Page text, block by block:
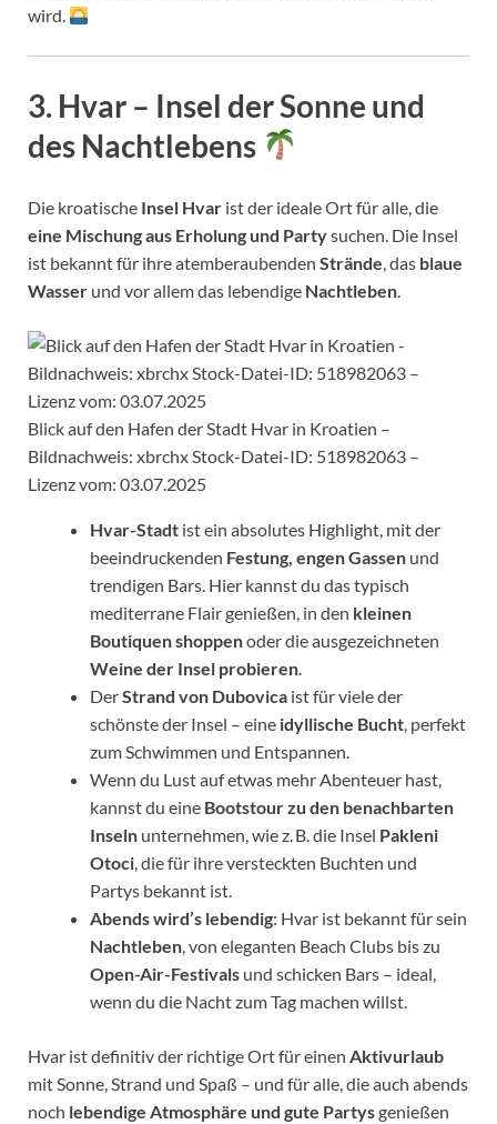
wird.
3. Hvar – Insel der Sonne und
des Nachtlebens
Die kroatische Insel Hvar ist der ideale Ort für alle, die
eine Mischung aus Erholung und Partysuchen. Die Insel
ist bekannt für ihre atemberaubenden Strände, das blaue
Wasser und vor allem das lebendige Nachtleben.
Blick auf den Hafen der Stadt Hvar in Kroatien –
Bildnachweis: xbrchx Stock-Datei-ID: 518982063 –
Lizenz vom: 03.07.2025
Hvar-Stadt ist ein absolutes Highlight, mit der
beeindruckenden Festung, engen Gassen und
trendigen Bars. Hier kannst du das typisch
mediterrane Flair genießen, in den kleinen
Boutiquen shoppenoder die ausgezeichneten
Weine der Insel probieren.
DerStrand von Dubovica ist für viele der
schönste der Insel – eine idyllische Bucht, perfekt
zum Schwimmen und Entspannen.
Wenn du Lust auf etwas mehr Abenteuer hast,
kannst du eine Bootstour zu den benachbarten
Inseln unternehmen, wie z. B. die Insel Pakleni
Otoci, die für ihre versteckten Buchten und
Partys bekannt ist.
Abends wird’s lebendig: Hvar ist bekannt für sein
Nachtleben, von eleganten Beach Clubs bis zu
Open-Air-Festivals und schicken Bars – ideal,
wenn du die Nacht zum Tag machen willst.
Hvar ist definitiv der richtige Ort für einen Aktivurlaub
mit Sonne, Strand und Spaß – und für alle, die auch abends
noch lebendige Atmosphäre und gute Partysgenießen